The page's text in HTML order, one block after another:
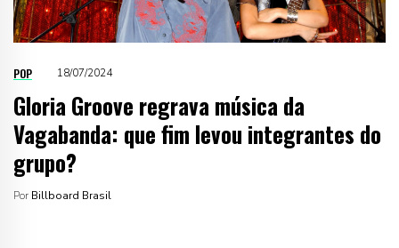
POP 18/07/2024
Gloria Groove regrava música da
Vagabanda: que fim levou integrantes do
grupo?
Por Billboard Brasil